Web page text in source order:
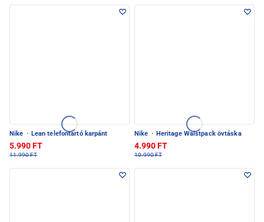
Nike · Lean telefontartó karpánt
5.990 FT
11.990 FT
Nike · Heritage Waistpack övtáska
4.990 FT
10.990 FT